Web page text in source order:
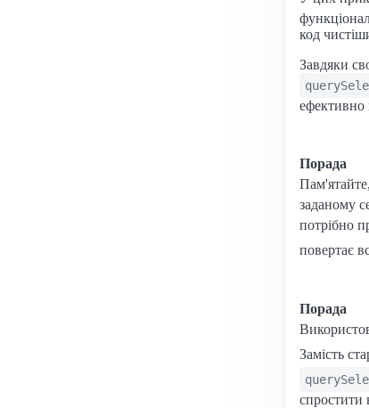
код
Завдяки
ефективно
Порада
заданому
потрібно
повертає
Порада
Замість
спростити